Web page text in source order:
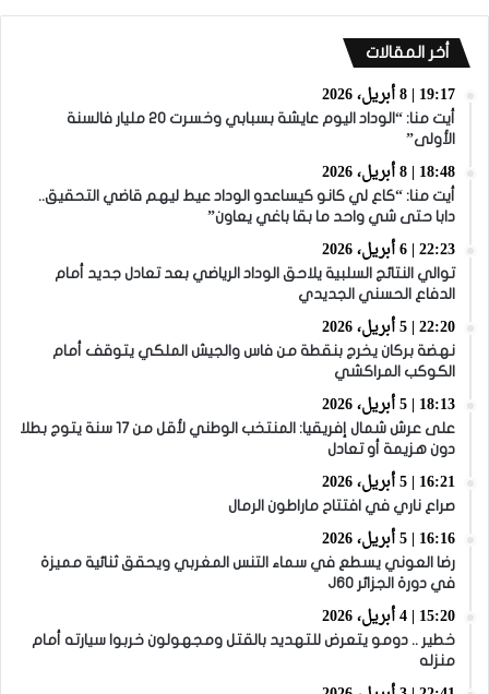
أخر المقالات
19:17 | 8 أبريل، 2026
أيت منا: “الوداد اليوم عايشة بسبابي وخسرت 20 مليار فالسنة
الأولى”
18:48 | 8 أبريل، 2026
أيت منا: “كاع لي كانو كيساعدو الوداد عيط ليهم قاضي التحقيق..
دابا حتى شي واحد ما بقا باغي يعاون”
22:23 | 6 أبريل، 2026
توالي النتائج السلبية يلاحق الوداد الرياضي بعد تعادل جديد أمام
الدفاع الحسني الجديدي
22:20 | 5 أبريل، 2026
نهضة بركان يخرج بنقطة من فاس والجيش الملكي يتوقف أمام
الكوكب المراكشي
18:13 | 5 أبريل، 2026
على عرش شمال إفريقيا: المنتخب الوطني لأقل من 17 سنة يتوج بطلا
دون هزيمة أو تعادل
16:21 | 5 أبريل، 2026
صراع ناري في افتتاح ماراطون الرمال
16:16 | 5 أبريل، 2026
رضا العوني يسطع في سماء التنس المغربي ويحقق ثنائية مميزة
في دورة الجزائر J60
15:20 | 4 أبريل، 2026
خطير .. دومو يتعرض للتهديد بالقتل ومجهولون خربوا سيارته أمام
منزله